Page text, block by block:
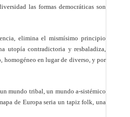
las formas democráticas son
elimina el mismísimo principio
utopía contradictoria y resbaladiza,
homogéneo en lugar de diverso, y por
mundo tribal, un mundo a-sistémico
de Europa seria un tapiz folk, una